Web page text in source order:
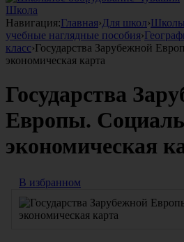
Школа
Навигация:Главная›Для школ›
учебные наглядные пособия›
класс›Государства Зарубежной
экономическая карта
Государства
Европы.
экономическая
В избранном